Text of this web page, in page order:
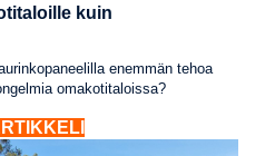
kuin
enemmän tehoa
omakotitaloissa?